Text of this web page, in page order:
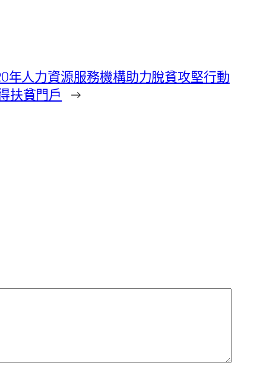
年人力資源服務機構助力脫貧攻堅行動
扶貧門戶
→